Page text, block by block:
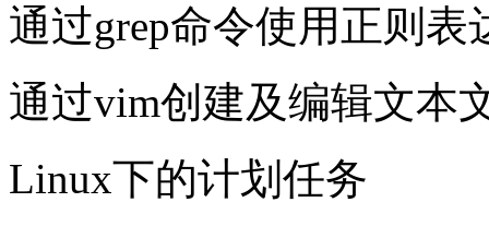
通过grep命令使用正则表
通过vim创建及编辑文本
Linux下的计划任务